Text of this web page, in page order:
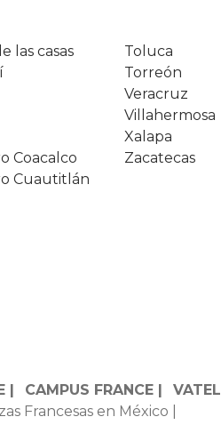
las casas
Coacalco
Cuautitlán
Toluca
Torreón
Veracruz
Villahermosa
Xalapa
Zacatecas
CAMPUS FRANCE |
VATEL
Francesas en México |